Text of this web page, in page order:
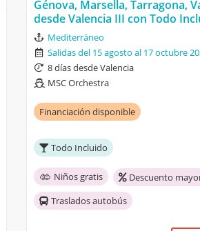
Génova, Marsella, Tarragona,
desde Valencia III con Todo
Mediterráneo
Salidas del 15 agosto al 17 octubre
8 días desde Valencia
MSC Orchestra
Financiación disponible
Todo Incluido
Niños gratis
Descuento
Traslados autobús